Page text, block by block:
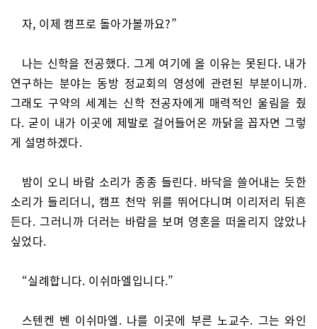
자, 이제 캠프로 돌아가볼까요?”
나는 신학을 전공했다. 그게 여기에 올 이유는 못된다. 내가
연구하는 분야는 동방 정교회의 영성에 관련된 부분이니까.
그래도 구약의 세계는 신학 전공자에게 매력적인 울림을 줬
다. 굳이 내가 이곳에 제발로 걸어들어온 까닭을 꼽자면 그렇
게 설명하겠다.
밤이 오니 바람 소리가 종종 들린다. 바닥을 쓸어내는 듯한
소리가 들리더니, 캠프 천막 위를 뛰어다니며 이리저리 뒤흔
든다. 그러니까 더러는 바람을 보며 영혼을 떠올리지 않았나
싶었다.
“실례합니다. 이쉬마엘입니다.”
스텐켄 벤 이쉬마엘. 나를 이곳에 부른 노교수. 그는 와인